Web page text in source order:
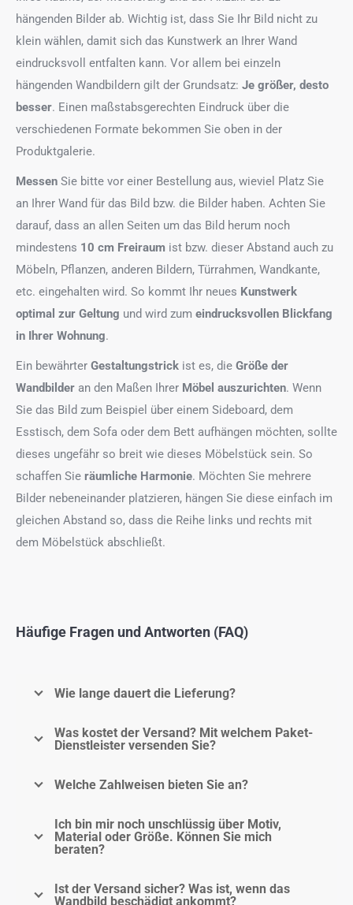
hängenden Bilder ab. Wichtig ist, dass Sie Ihr Bild nicht zu
klein wählen, damit sich das Kunstwerk an Ihrer Wand
eindrucksvoll entfalten kann. Vor allem bei einzeln
hängenden Wandbildern gilt der Grundsatz: Je größer, desto
besser. Einen maßstabsgerechten Eindruck über die
verschiedenen Formate bekommen Sie oben in der
Produktgalerie.
Messen Sie bitte vor einer Bestellung aus, wieviel Platz Sie
an Ihrer Wand für das Bild bzw. die Bilder haben. Achten Sie
darauf, dass an allen Seiten um das Bild herum noch
mindestens 10 cm Freiraum ist bzw. dieser Abstand auch zu
Möbeln, Pflanzen, anderen Bildern, Türrahmen, Wandkante,
etc. eingehalten wird. So kommt Ihr neues Kunstwerk
optimal zur Geltung und wird zum eindrucksvollen Blickfang
in Ihrer Wohnung.
Ein bewährter Gestaltungstrick ist es, die Größe der
Wandbilder an den Maßen Ihrer Möbel auszurichten. Wenn
Sie das Bild zum Beispiel über einem Sideboard, dem
Esstisch, dem Sofa oder dem Bett aufhängen möchten, sollte
dieses ungefähr so breit wie dieses Möbelstück sein. So
schaffen Sie räumliche Harmonie. Möchten Sie mehrere
Bilder nebeneinander platzieren, hängen Sie diese einfach im
gleichen Abstand so, dass die Reihe links und rechts mit
dem Möbelstück abschließt.
Häufige Fragen und Antworten (FAQ)
Wie lange dauert die Lieferung?
Was kostet der Versand? Mit welchem Paket-
Dienstleister versenden Sie?
Welche Zahlweisen bieten Sie an?
Ich bin mir noch unschlüssig über Motiv,
Material oder Größe. Können Sie mich
beraten?
Ist der Versand sicher? Was ist, wenn das
Wandbild beschädigt ankommt?